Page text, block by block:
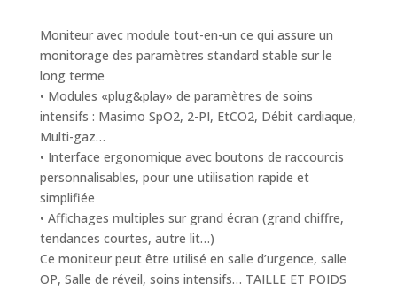
Moniteur avec module tout-en-un ce qui assure un
monitorage des paramètres standard stable sur le
long terme
• Modules «plug&play» de paramètres de soins
intensifs : Masimo SpO2, 2-PI, EtCO2, Débit cardiaque,
Multi-gaz…
• Interface ergonomique avec boutons de raccourcis
personnalisables, pour une utilisation rapide et
simplifiée
• Affichages multiples sur grand écran (grand chiffre,
tendances courtes, autre lit…)
Ce moniteur peut être utilisé en salle d’urgence, salle
OP, Salle de réveil, soins intensifs… TAILLE ET POIDS